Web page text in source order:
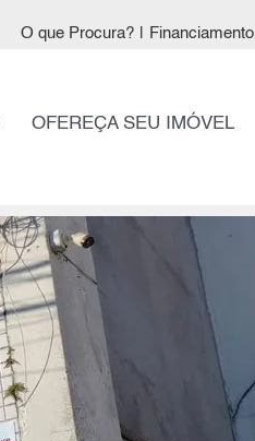
O que Procura? Financiamento
OFEREÇA SEU IMÓVEL